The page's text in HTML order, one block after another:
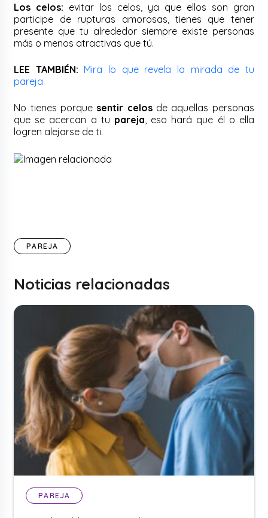
Los celos: evitar los celos, ya que ellos son gran
participe de rupturas amorosas, tienes que tener
presente que tu alrededor siempre existe personas
más o menos atractivas que tú.
LEE TAMBIÉN: Mira lo que revela la mirada de tu
pareja
No tienes porque sentir celosde aquellas personas
que se acercan a tu pareja , eso hará que él o ella
logren alejarse de ti.
PAREJA
Noticias relacionadas
PAREJA